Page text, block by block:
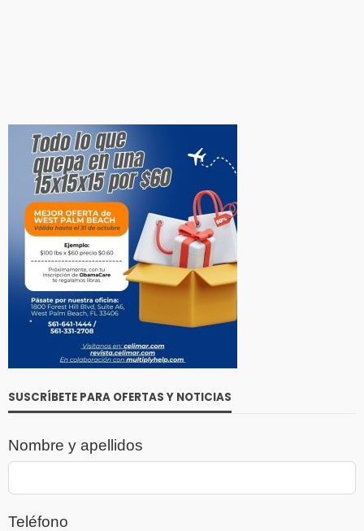
SUSCRÍBETE PARA OFERTAS Y NOTICIAS
Nombre y apellidos
Teléfono